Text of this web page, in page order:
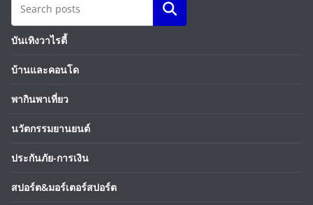
Search
บันเทิงวาไรตี้
บ้านและคอนโด
พากินพาเที่ยว
นวัตกรรมยานยนต์
ประกันภัย-การเงิน
สปอร์ต&มอร์เตอร์สปอร์ต